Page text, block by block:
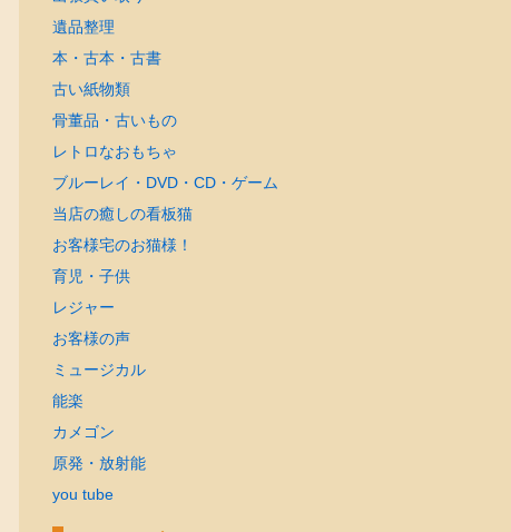
遺品整理
本・古本・古書
古い紙物類
骨董品・古いもの
レトロなおもちゃ
ブルーレイ・DVD・CD・ゲーム
当店の癒しの看板猫
お客様宅のお猫様！
育児・子供
レジャー
お客様の声
ミュージカル
能楽
カメゴン
原発・放射能
you tube